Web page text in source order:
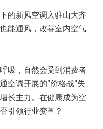
的新风空调入驻山大齐
能通风，改善室内空气
吸，自然会受到消费者
空调开展的"价格战"失
长主力。在健康成为空
引领行业变革？